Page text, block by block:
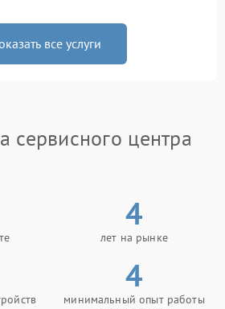
все услуги
сервисного центра
4
лет на рынке
4
минимальный опыт работы